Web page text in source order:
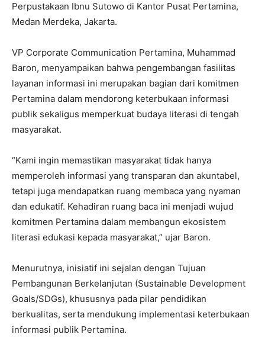
Perpustakaan Ibnu Sutowo di Kantor Pusat Pertamina,
Medan Merdeka, Jakarta.
VP Corporate Communication Pertamina, Muhammad
Baron, menyampaikan bahwa pengembangan fasilitas
layanan informasi ini merupakan bagian dari komitmen
Pertamina dalam mendorong keterbukaan informasi
publik sekaligus memperkuat budaya literasi di tengah
masyarakat.
“Kami ingin memastikan masyarakat tidak hanya
memperoleh informasi yang transparan dan akuntabel,
tetapi juga mendapatkan ruang membaca yang nyaman
dan edukatif. Kehadiran ruang baca ini menjadi wujud
komitmen Pertamina dalam membangun ekosistem
literasi edukasi kepada masyarakat,” ujar Baron.
Menurutnya, inisiatif ini sejalan dengan Tujuan
Pembangunan Berkelanjutan (Sustainable Development
Goals/SDGs), khususnya pada pilar pendidikan
berkualitas, serta mendukung implementasi keterbukaan
informasi publik Pertamina.